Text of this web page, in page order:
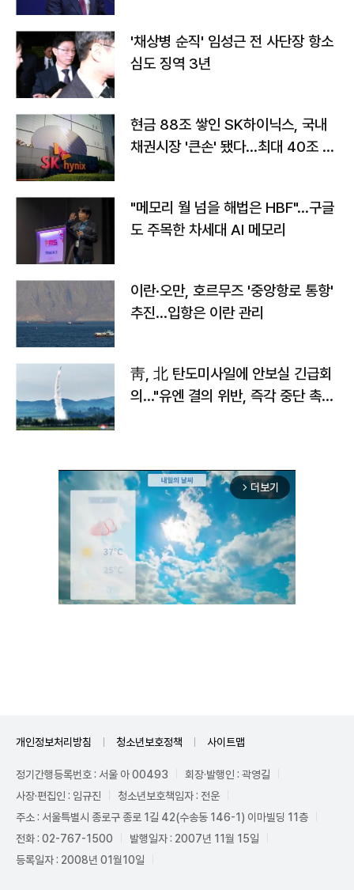
'채상병 순직' 임성근 전 사단장 항소
심도 징역 3년
현금 88조 쌓인 SK하이닉스, 국내
채권시장 '큰손' 됐다…최대 40조 투
"메모리 월 넘을 해법은 HBF"…구글
도 주목한 차세대 AI 메모리
이란·오만, 호르무즈 '중앙항로 통항'
추진…입항은 이란 관리
靑, 北 탄도미사일에 안보실 긴급회
의…"유엔 결의 위반, 즉각 중단 촉
arrow_forward_ios 더보기
개인정보처리방침 청소년보호정책 사이트맵
정기간행등록번호 : 서울 아 00493
회장·발행인 : 곽영길
사장·편집인 : 임규진
청소년보호책임자 : 전운
주소 : 서울특별시 종로구 종로 1길 42(수송동 146-1) 이마빌딩 11층
전화 : 02-767-1500
발행일자 : 2007년 11월 15일
등록일자 : 2008년 01월10일